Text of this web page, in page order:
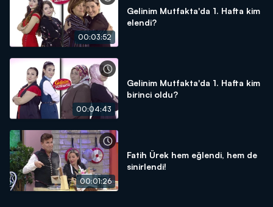
00:03:52
Gelinim Mutfakta'da 1. Hafta kim
elendi?
00:04:43
Gelinim Mutfakta'da 1. Hafta kim
birinci oldu?
00:01:26
Fatih Ürek hem eğlendi, hem de
sinirlendi!